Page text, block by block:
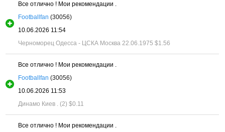
Все отлично ! Мои рекомендации .
Footballfan (30056)
10.06.2026 11:54
Черноморец Одесса - ЦСКА Москва 22.06.1975 $1.56
Все отлично ! Мои рекомендации .
Footballfan (30056)
10.06.2026 11:53
Динамо Киев . (2) $0.11
Все отлично ! Мои рекомендации .